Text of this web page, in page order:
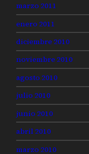
marzo 2011
enero 2011
diciembre 2010
noviembre 2010
agosto 2010
julio 2010
junio 2010
abril 2010
marzo 2010